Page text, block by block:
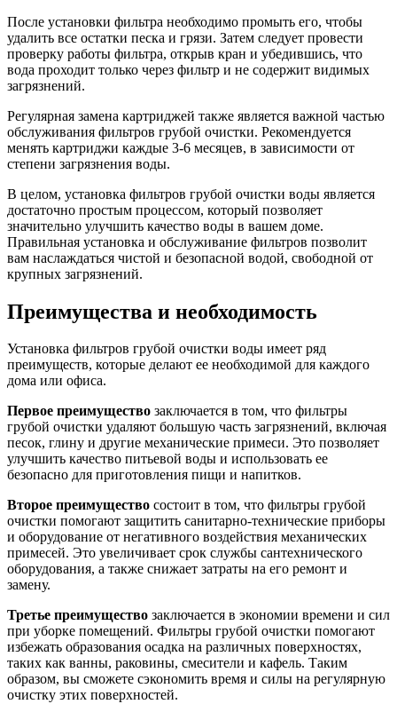
После установки фильтра необходимо промыть его, чтобы
удалить все остатки песка и грязи. Затем следует провести
проверку работы фильтра, открыв кран и убедившись, что
вода проходит только через фильтр и не содержит видимых
загрязнений.
Регулярная замена картриджей также является важной частью
обслуживания фильтров грубой очистки. Рекомендуется
менять картриджи каждые 3-6 месяцев, в зависимости от
степени загрязнения воды.
В целом, установка фильтров грубой очистки воды является
достаточно простым процессом, который позволяет
значительно улучшить качество воды в вашем доме.
Правильная установка и обслуживание фильтров позволит
вам наслаждаться чистой и безопасной водой, свободной от
крупных загрязнений.
Преимущества и необходимость
Установка фильтров грубой очистки воды имеет ряд
преимуществ, которые делают ее необходимой для каждого
дома или офиса.
Первое преимущество заключается в том, что фильтры
грубой очистки удаляют большую часть загрязнений, включая
песок, глину и другие механические примеси. Это позволяет
улучшить качество питьевой воды и использовать ее
безопасно для приготовления пищи и напитков.
Второе преимущество состоит в том, что фильтры грубой
очистки помогают защитить санитарно-технические приборы
и оборудование от негативного воздействия механических
примесей. Это увеличивает срок службы сантехнического
оборудования, а также снижает затраты на его ремонт и
замену.
Третье преимущество заключается в экономии времени и сил
при уборке помещений. Фильтры грубой очистки помогают
избежать образования осадка на различных поверхностях,
таких как ванны, раковины, смесители и кафель. Таким
образом, вы сможете сэкономить время и силы на регулярную
очистку этих поверхностей.